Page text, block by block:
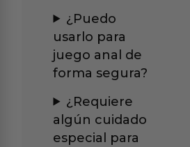
¿Puedo
usarlo para
juego anal de
forma segura?
¿Requiere
algún cuidado
especial para